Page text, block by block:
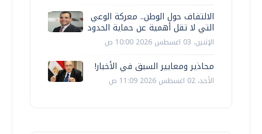
الالتفاف حول الوطن.. معركة الوعي
التي لا تقل أهمية عن حماية الحدود
الإثنين، 03 اغسطس 2026 10:00 ص
محاذير ومعايير السبق في الأخبار!
الأحد، 02 اغسطس 2026 11:09 ص